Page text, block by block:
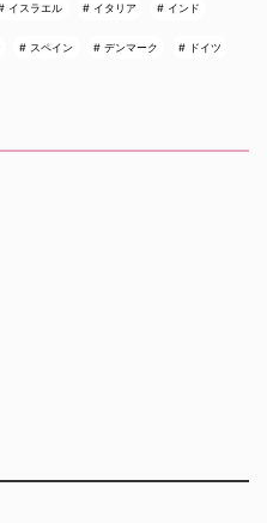
イスラエル イタリア インド
スペイン デンマーク ドイツ